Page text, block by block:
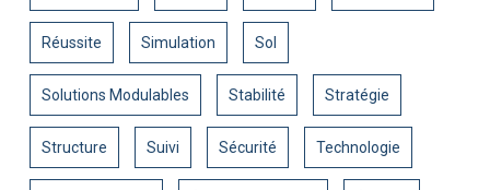
Réussite Simulation Sol
Solutions Modulables Stabilité Stratégie
Structure Suivi Sécurité Technologie